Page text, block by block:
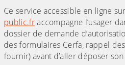
Ce service accessible en ligne
public.fraccompagne l’usager
dossier de demande
des formulaires Cerfa, rappel
fournir) avant d’aller déposer